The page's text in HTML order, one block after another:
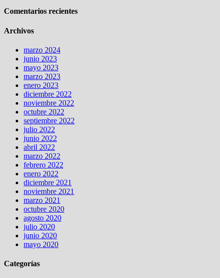
Comentarios recientes
Archivos
marzo 2024
junio 2023
mayo 2023
marzo 2023
enero 2023
diciembre 2022
noviembre 2022
octubre 2022
septiembre 2022
julio 2022
junio 2022
abril 2022
marzo 2022
febrero 2022
enero 2022
diciembre 2021
noviembre 2021
marzo 2021
octubre 2020
agosto 2020
julio 2020
junio 2020
mayo 2020
Categorías